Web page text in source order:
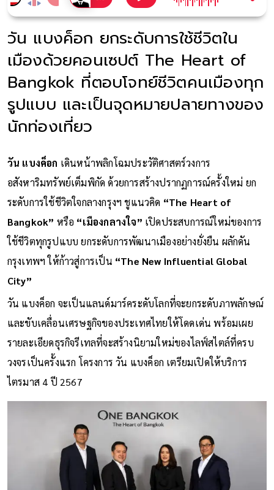
วัน แบงค็อก ยกระดับการใช้ชีวิตใน
เมืองด้วยคอนเซปต์ The Heart of
Bangkok ที่ตอบโจทย์ชีวิตคนเมืองทุก
รูปแบบ และเป็นจุดหมายปลายทางของ
นักท่องเที่ยว
วัน แบงค็อก เดินหน้าพลิกโฉมประวัติศาสตร์วงการ
อสังหาริมทรัพย์เต็มพิกัด ด้วยการสร้างปรากฏการณ์ครั้งใหม่ ยก
ระดับการใช้ชีวิตใจกลางกรุงฯ ชูแนวคิด “The Heart of
Bangkok” หรือ “เมืองกลางใจ” เปิดประสบการณ์ใหม่ของการ
ใช้ชีวิตทุกรูปแบบ ยกระดับการพัฒนาเมืองอย่างยั่งยืน ผลักดัน
กรุงเทพฯ ให้ก้าวสู่การเป็น “The New Influential Global
City”
วัน แบงค็อก จะเป็นแลนด์มาร์คระดับโลกที่จะยกระดับภาพลักษณ์
และขับเคลื่อนเศรษฐกิจของประเทศไทยให้โดดเด่น พร้อมเผย
รายละเอียดธุรกิจรีเทลที่จะสร้างนิยามใหม่ของไลฟ์สไตล์ที่ครบ
วงจรเป็นครั้งแรก โครงการ วัน แบงค็อก เตรียมเปิดให้บริการ
ไตรมาส 4 ปี 2567